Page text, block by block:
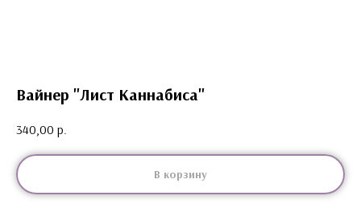
Вайнер "Лист Каннабиса"
340,00 р.
В корзину